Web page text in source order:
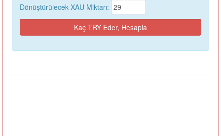
Dönüştürülecek XAU Miktarı: